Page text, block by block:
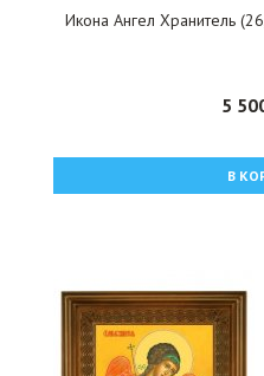
Икона Ангел Хранитель
5
В